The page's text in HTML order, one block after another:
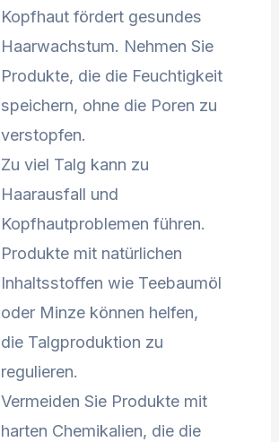
Kopfhaut fördert gesundes
Haarwachstum. Nehmen Sie
Produkte, die die Feuchtigkeit
speichern, ohne die Poren zu
verstopfen.
Zu viel Talg kann zu
Haarausfall und
Kopfhautproblemen führen.
Produkte mit natürlichen
Inhaltsstoffen wie Teebaumöl
oder Minze können helfen,
die Talgproduktion zu
regulieren.
Vermeiden Sie Produkte mit
harten Chemikalien, die die